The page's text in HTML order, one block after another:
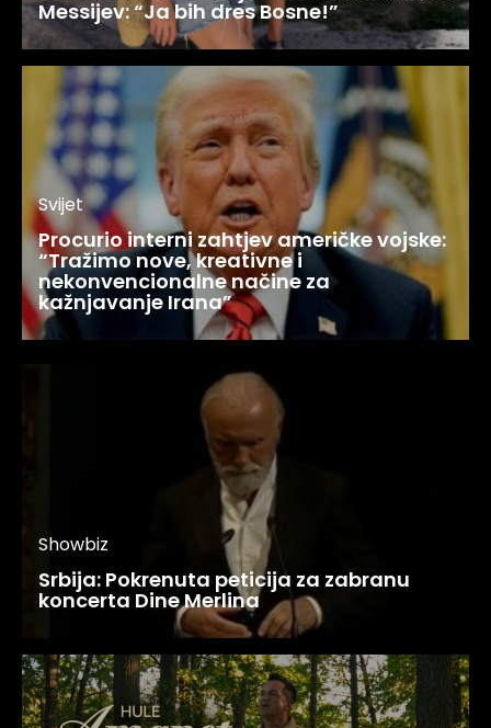
Messijev: “Ja bih dres Bosne!”
Svijet
Procurio interni zahtjev američke vojske:
“Tražimo nove, kreativne i
nekonvencionalne načine za
kažnjavanje Irana”
Showbiz
Srbija: Pokrenuta peticija za zabranu
koncerta Dine Merlina